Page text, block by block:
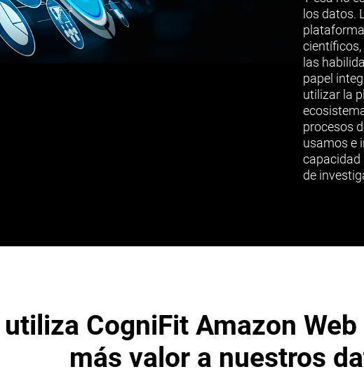
los datos.
las
papel
utilizar la
procesos
usamos e
capacidad
de
CogniFit Amazon
más valor a nuestros